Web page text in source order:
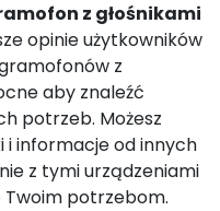
z głośnikami
opinie użytkowników
z
aby znaleźć
potrzeb. Możesz
i informacje od innych
z tymi urządzeniami
Twoim potrzebom.